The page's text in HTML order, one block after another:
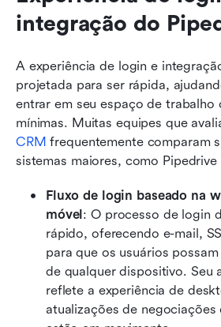
integração do
A experiência de login e
projetada para ser rápida,
entrar em seu espaço de trabalho
mínimas. Muitas equipes que
CRM frequentemente comparam
sistemas maiores, como Pipedrive
Fluxo de login baseado na
móvel : O processo de login
rápido, oferecendo e-mail,
para que os usuários
de qualquer dispositivo. Seu
reflete a experiência de
atualizações de